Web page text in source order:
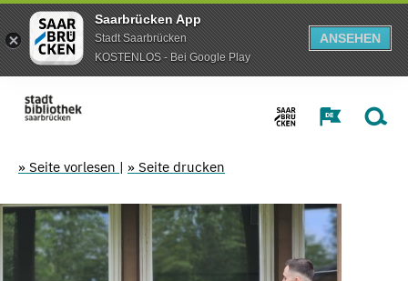
Saarbrücken App
Stadt Saarbrücken
KOSTENLOS - Bei Google Play
ANSEHEN
» Seite vorlesen | » Seite drucken